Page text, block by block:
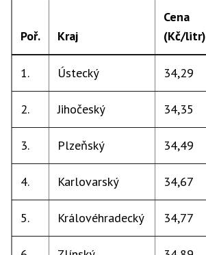
Poř. Kraj
Cena
(Kč/litr)
1. Ústecký 34,29
2. Jihočeský 34,35
3. Plzeňský 34,49
4. Karlovarský 34,67
5. Královéhradecký 34,77